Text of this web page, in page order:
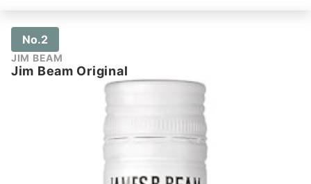
No.2
JIM BEAM
Jim Beam Original